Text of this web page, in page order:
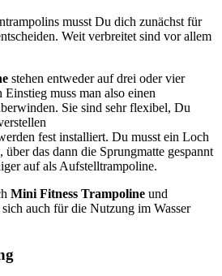
musst Du dich zunächst für
Weit verbreitet sind vor allem
stehen entweder auf drei oder vier
muss man also einen
Sie sind sehr flexibel, Du
fest installiert. Du musst ein Loch
über das dann die Sprungmatte gespannt
auf als Aufstelltrampoline.
Mini Fitness Trampoline und
auch für die Nutzung im Wasser